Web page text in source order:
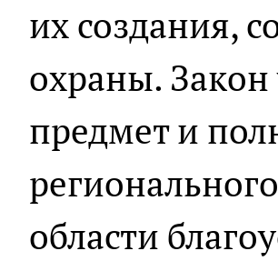
их создания,
охраны. Закон
предмет и
области